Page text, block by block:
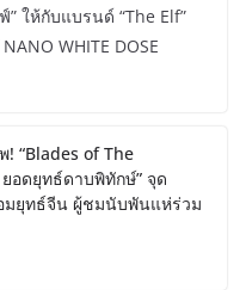
ให้กับแบรนด์ “The Elf”
WHITE DOSE
! “Blades of The
อดยุทธ์ดาบพิทักษ์” จุด
มยุทธ์จีน ผู้ชมนับพันแห่ร่วม